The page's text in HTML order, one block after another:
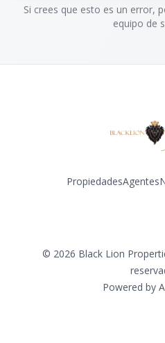
Si crees que esto es un error,
equipo de
PropiedadesAgentes
© 2026 Black Lion
Powered by